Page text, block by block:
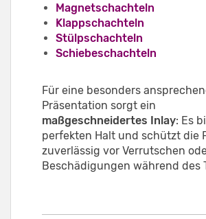
Magnetschachteln
Klappschachteln
Stülpschachteln
Schiebeschachteln
Für eine besonders
Präsentation sorgt ein
maßgeschneidertes Inlay: Es
perfekten Halt und schützt die
zuverlässig vor Verrutschen
Beschädigungen während des